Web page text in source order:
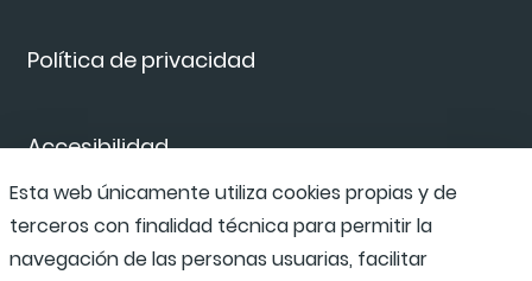
Política de privacidad
Accesibilidad
Canal de denuncias
Esta web únicamente utiliza cookies propias y de
terceros con finalidad técnica para permitir la
navegación de las personas usuarias, facilitar